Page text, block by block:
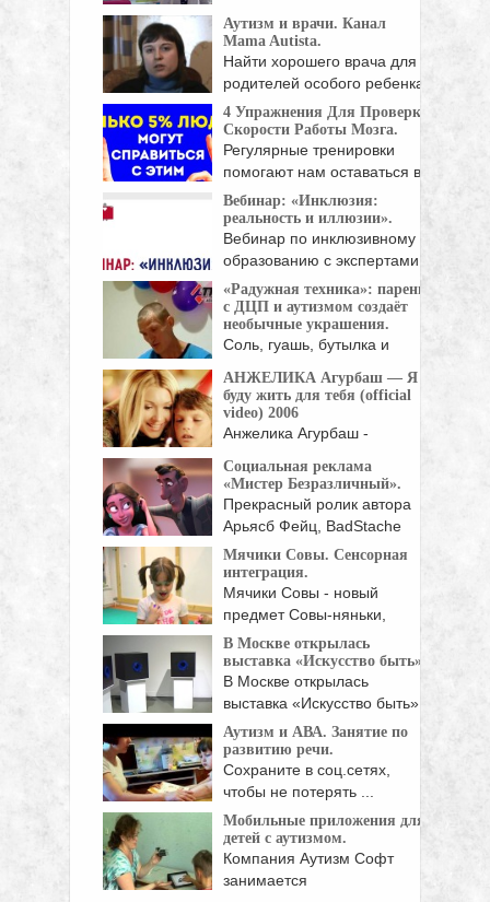
организация). Очень ...
Аутизм и врачи. Канал
Mama Autista.
Найти хорошего врача для
родителей особого ребенка
...
4 Упражнения Для Проверки
Скорости Работы Мозга.
Регулярные тренировки
помогают нам оставаться в
хорошей ...
Вебинар: «Инклюзия:
реальность и иллюзии».
Вебинар по инклюзивному
образованию с экспертами
Фонда ...
«Радужная техника»: парень
с ДЦП и аутизмом создаёт
необычные украшения.
Соль, гуашь, бутылка и
АНЖЕЛИКА Агурбаш — Я
буду жить для тебя (official
video) 2006
Анжелика Агурбаш -
актриса, модель ...
Социальная реклама
«Мистер Безразличный».
Прекрасный ролик автора
Арьясб Фейц, BadStache
Studio, ...
Мячики Совы. Сенсорная
интеграция.
Мячики Совы - новый
предмет Совы-няньки,
волшебный ...
В Москве открылась
выставка «Искусство быть».
В Москве открылась
выставка «Искусство быть».
Проект ...
Аутизм и АВА. Занятие по
развитию речи.
Сохраните в соц.сетях,
чтобы не потерять ...
Мобильные приложения для
детей с аутизмом.
Компания Аутизм Софт
занимается